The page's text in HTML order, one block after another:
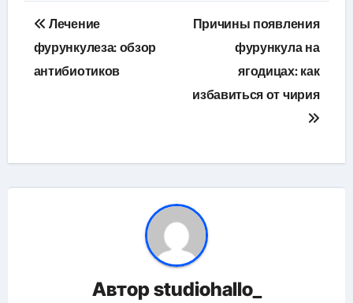
Навигация
по
записям
Лечение
фурункулеза: обзор
антибиотиков
Причины появления
фурункула на
ягодицах: как
избавиться от чирия
Авторstudiohallo_